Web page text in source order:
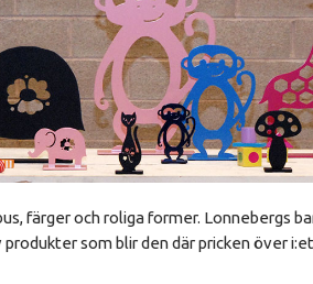
färger och roliga former. Lonnebergs
produkter som blir den där pricken över